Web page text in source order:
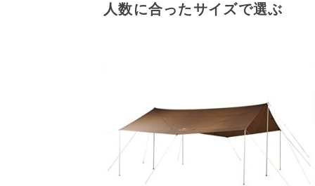
人数に合ったサイズで選ぶ